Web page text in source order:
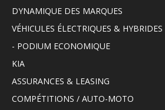
DYNAMIQUE DES MARQUES
VÉHICULES ÉLECTRIQUES & HYBRIDES
- PODIUM ECONOMIQUE
KIA
ASSURANCES & LEASING
COMPÉTITIONS / AUTO-MOTO